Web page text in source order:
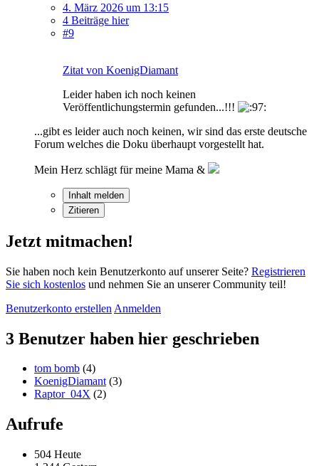
4. März 2026 um 13:15
4 Beiträge hier
#9
Zitat von KoenigDiamant
Leider haben ich noch keinen
Veröffentlichungstermin gefunden...!!!
...gibt es leider auch noch keinen, wir sind das erste deutsche
Forum welches die Doku überhaupt vorgestellt hat.
Mein Herz schlägt für meine Mama &
Inhalt melden
Zitieren
Jetzt mitmachen!
Sie haben noch kein Benutzerkonto auf unserer Seite? Registrieren
Sie sich kostenlos und nehmen Sie an unserer Community teil!
Benutzerkonto erstellen Anmelden
3 Benutzer haben hier geschrieben
tom bomb (4)
KoenigDiamant(3)
Raptor_04X (2)
Aufrufe
504 Heute